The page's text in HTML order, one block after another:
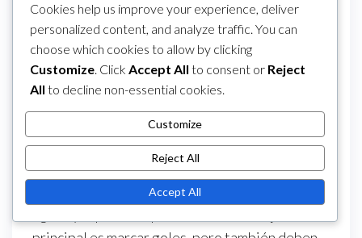
puede lograr haciendo carreras inteligentes
que alejen a los defensores, abriendo así líneas
de pase. Comprender las dinámicas de los roles
de los jugadores permite a los mediocampistas
Estrategias de los delanteros
Los delanteros en el fútbol 5 necesitan ser
Cookies help us improve your experience, deliver
personalized content, and analyze traffic. You can
choose which cookies to allow by clicking
Customize. Click Accept All to consent or Reject
All to decline non-essential cookies.
Customize
Reject All
Accept All